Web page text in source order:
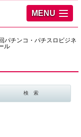
MENU
パチンコ・パチスロビジネ
ル